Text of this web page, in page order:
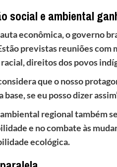
social e ambiental
econômica, o governo
previstas reuniões com
direitos dos povos
que o nosso
base, se eu posso dizer
regional também
e no combate às
ecológica.